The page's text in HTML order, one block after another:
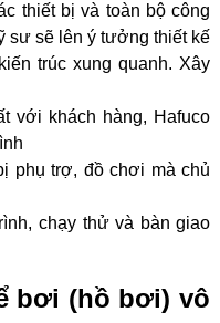
thiết bị và toàn bộ công
sư sẽ lên ý tưởng thiết kế
trúc xung quanh. Xây
với khách hàng, Hafuco
phụ trợ, đồ chơi mà chủ
chạy thử và bàn giao
bơi (hồ bơi) vô